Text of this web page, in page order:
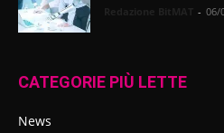
- 06/
CATEGORIE PIÙ LETTE
News